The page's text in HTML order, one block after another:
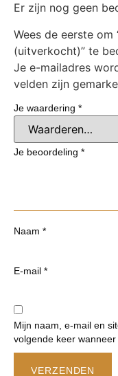
Er zijn nog geen
Wees de eerste om
(uitverkocht)” te
Je e-mailadres
velden zijn
Je waardering *
Je beoordeling *
Naam *
E-mail *
Mijn naam, e-mail en
volgende keer